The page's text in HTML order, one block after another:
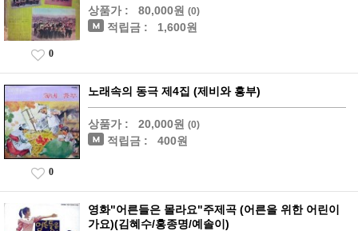
상품가 : 80,000원 (0)
적립금 : 1,600원
0
노래속의 동극 제4집 (제비와 흥부)
상품가 : 20,000원 (0)
적립금 : 400원
0
영화"어른들은 몰라요"주제곡 (어른을 위한 어린이
가요)(김혜수/홍종명/예솔이)